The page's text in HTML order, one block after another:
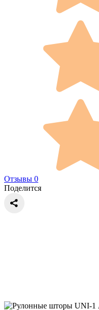
Отзывы 0
Поделится